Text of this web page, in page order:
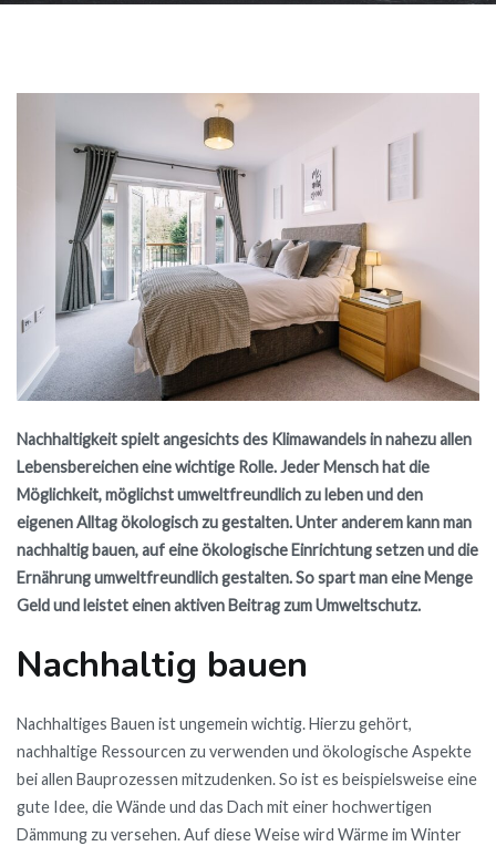
Nachhaltigkeit spielt angesichts des Klimawandels in nahezu allen
Lebensbereichen eine wichtige Rolle. Jeder Mensch hat die
Möglichkeit, möglichst umweltfreundlich zu leben und den
eigenen Alltag ökologisch zu gestalten. Unter anderem kann man
nachhaltig bauen, auf eine ökologische Einrichtung setzen und die
Ernährung umweltfreundlich gestalten. So spart man eine Menge
Geld und leistet einen aktiven Beitrag zum Umweltschutz.
Nachhaltig bauen
Nachhaltiges Bauen ist ungemein wichtig. Hierzu gehört,
nachhaltige Ressourcen zu verwenden und ökologische Aspekte
bei allen Bauprozessen mitzudenken. So ist es beispielsweise eine
gute Idee, die Wände und das Dach mit einer hochwertigen
Dämmung zu versehen. Auf diese Weise wird Wärme im Winter